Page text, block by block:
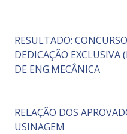
RESULTADO:
DEDICAÇÃO
DE ENG.MECÂNICA
RELAÇÃO DOS
USINAGEM